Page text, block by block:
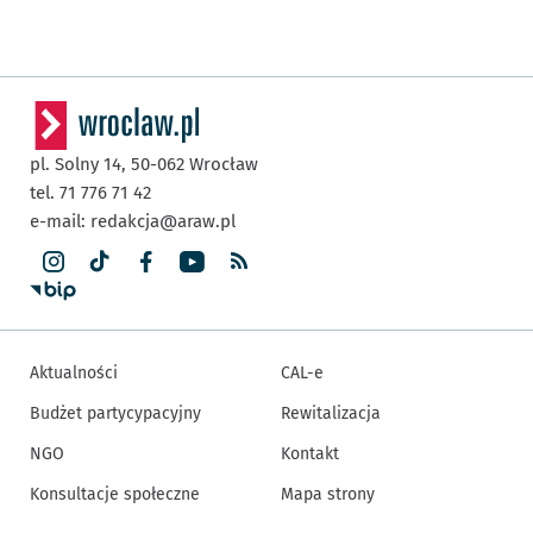
pl. Solny 14, 50-062 Wrocław
tel. 71 776 71 42
e-mail: redakcja@araw.pl
Aktualności
Budżet partycypacyjny
NGO
Konsultacje społeczne
CAL-e
Rewitalizacja
Kontakt
Mapa strony